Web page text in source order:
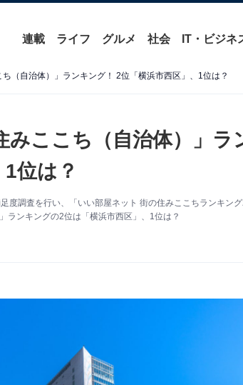
連載 ライフ グルメ 社会 IT・ビジネ
（自治体）」ランキング！ 2位「横浜市西区」、1位は？
みここち（自治体）」ラ
位は？
度調査を行い、「いい部屋ネット 街の住みここちランキング
ランキングの2位は「横浜市西区」、1位は？